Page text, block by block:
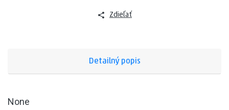
Zdieľať
Detailný popis
None